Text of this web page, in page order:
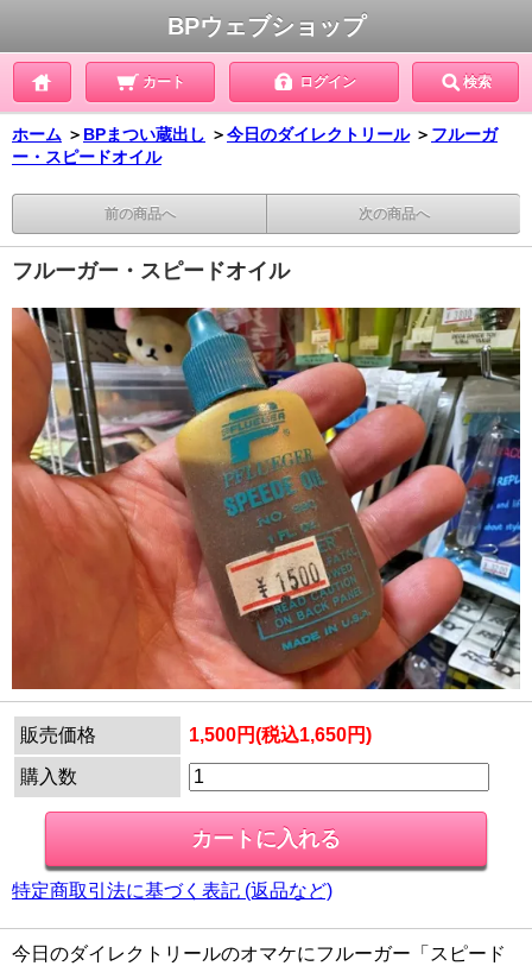
BPウェブショップ
カート ログイン 検索
ホーム ＞ BPまつい蔵出し ＞今日のダイレクトリール ＞ フルーガ
ー・スピードオイル
前の商品へ 次の商品へ
フルーガー・スピードオイル
販売価格 1,500円(税込1,650円)
購入数
特定商取引法に基づく表記 (返品など)
今日のダイレクトリールのオマケにフルーガー「スピード